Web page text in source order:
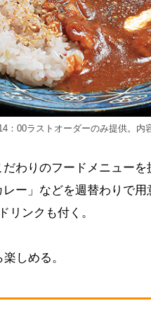
：00ラストオーダーのみ提供。内
わりのフードメニュー
ー」などを週替わりで
リンクも付く。
しめる。